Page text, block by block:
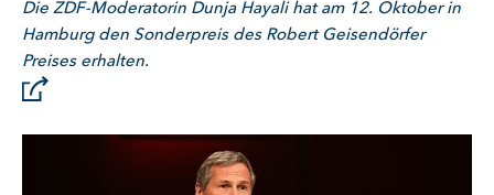
Die ZDF-Moderatorin Dunja Hayali hat am 12. Oktober in
Hamburg den Sonderpreis des Robert Geisendörfer
Preises erhalten.